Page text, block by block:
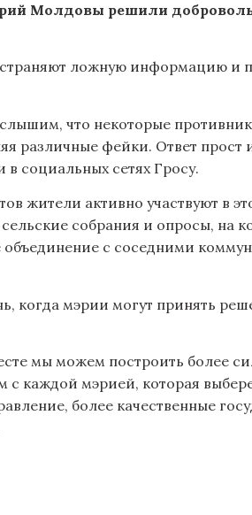
Молдовы решили
ложную информацию и
что некоторые
различные фейки. Ответ прост
социальных сетях Гросу.
жители активно участвуют в
собрания и опросы, на
с соседними
когда мэрии могут принять
мы можем построить более
каждой мэрией, которая
более качественные